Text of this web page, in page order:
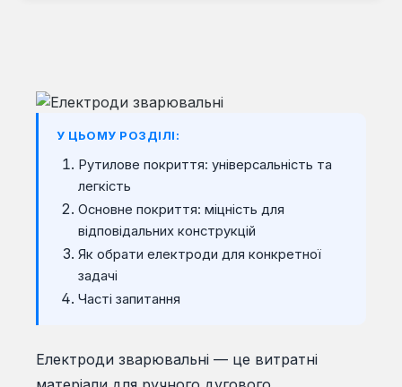
У ЦЬОМУ РОЗДІЛІ:
Рутилове покриття: універсальність та
легкість
Основне покриття: міцність для
відповідальних конструкцій
Як обрати електроди для конкретної
задачі
Часті запитання
Електроди зварювальні — це витратні